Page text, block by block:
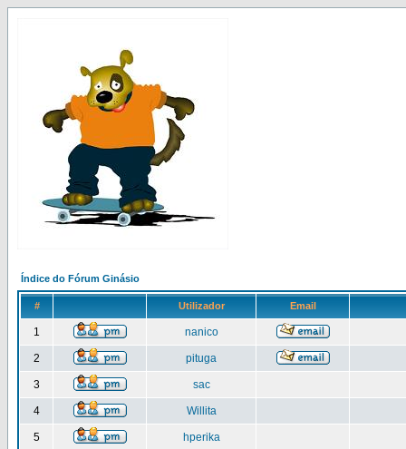
Índice do Fórum Ginásio
# Utilizador Email
1 nanico
2 pituga
3 sac
4 Willita
5 hperika